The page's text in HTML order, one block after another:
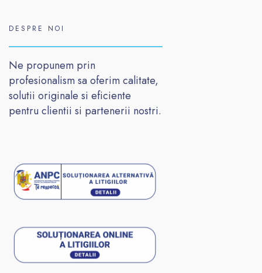
DESPRE NOI
Ne propunem prin
profesionalism sa oferim calitate,
solutii originale si eficiente
pentru clientii si partenerii nostri.